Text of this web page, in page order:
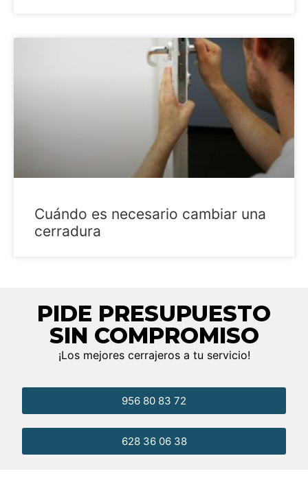
Cuándo es necesario cambiar una
cerradura
PIDE PRESUPUESTO
SIN COMPROMISO
¡Los mejores cerrajeros a tu servicio!
628 36 06 38
956 80 83 72